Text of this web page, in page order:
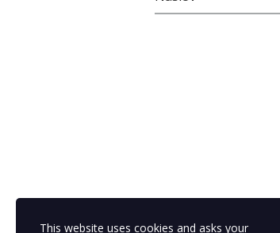
This website uses cookies and asks your